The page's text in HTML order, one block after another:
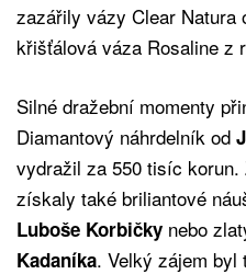
zazářily vázy Clear Natura
křišťálová váza Rosaline z
Silné dražební momenty
Diamantový náhrdelník od
vydražil za 550 tisíc korun.
získaly také briliantové
Luboše Korbičky nebo
Kadaníka. Velký zájem byl